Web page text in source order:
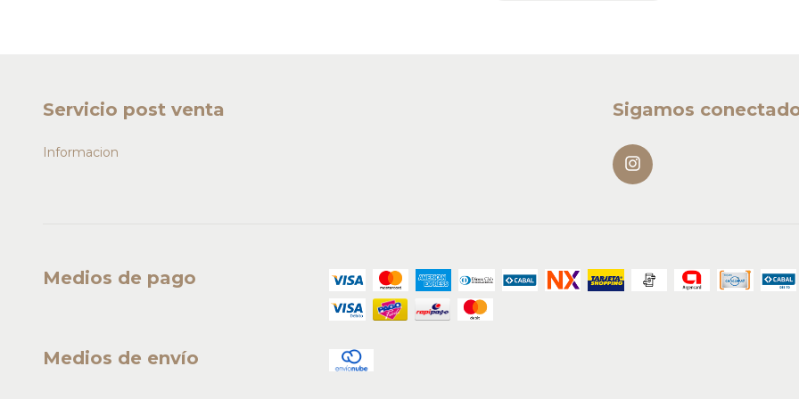
Servicio post venta
Informacion
Sigamos
Medios de pago
Medios de envío